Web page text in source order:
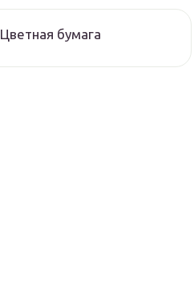
Цветная бумага